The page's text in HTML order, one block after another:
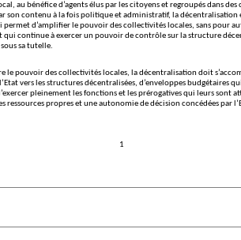
au bénéfice d’agents élus par les citoyens et regroupés dans
son contenu à la fois politique et administratif, la décentralisation
permet d’amplifier le pouvoir des collectivités locales, sans pour
qui continue à exercer un pouvoir de contrôle sur la structure
sa tutelle.
le pouvoir des collectivités locales, la décentralisation doit
vers les structures décentralisées, d’enveloppes budgétaires
pleinement les fonctions et les prérogatives qui leurs sont
ressources propres et une autonomie de décision concédées par
1